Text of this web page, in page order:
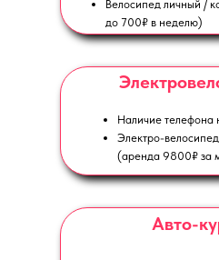
Авто-
Наличие телефона
Электро-
(аренда 9800₽ за
Велосипед личный /
до 700₽ в неделю)